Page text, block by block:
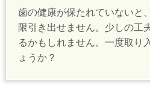
歯の健康が保たれていないと
限引き出せません。少しの工
るかもしれません。一度取り
ょうか？